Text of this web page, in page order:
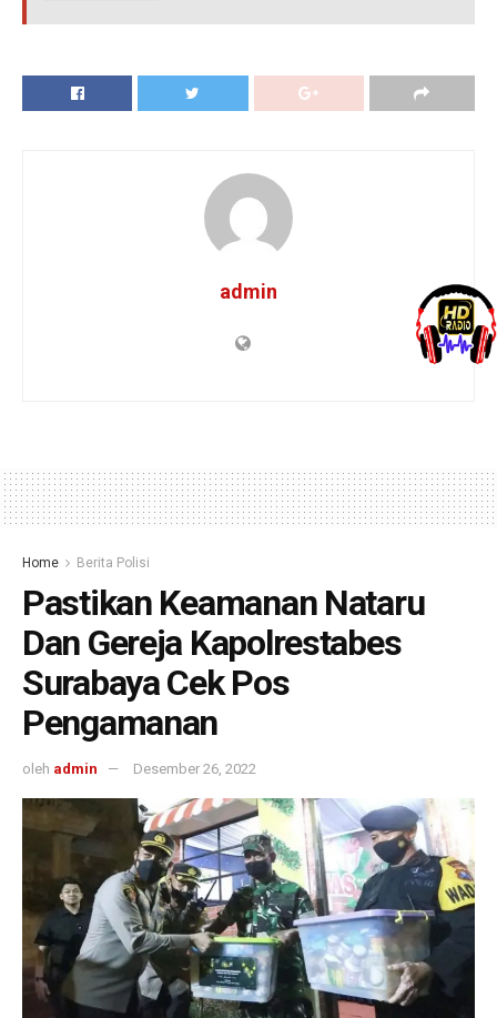
admin
Home Berita Polisi
Pastikan Keamanan Nataru
Dan Gereja Kapolrestabes
Surabaya Cek Pos
Pengamanan
oleh admin Desember 26, 2022